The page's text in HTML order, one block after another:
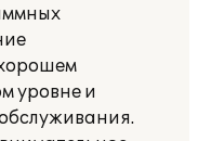
уровне и